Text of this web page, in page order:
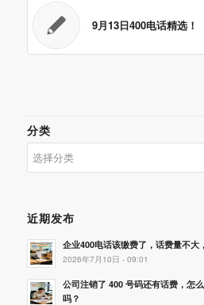
9月13日400电话精选！
分类
类
近期发布
企业400电话该缴费了，话费量不大
2026年7月10日 - 09:01
公司注销了 400 号码还有话费，怎
吗？